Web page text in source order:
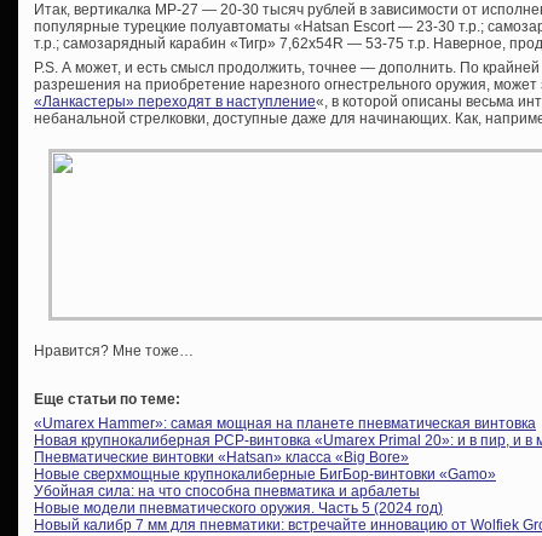
Итак, вертикалка МР-27 — 20-30 тысяч рублей в зависимости от
популярные турецкие полуавтоматы «Hatsan Escort — 23-30 т.р.;
т.р.; самозарядный карабин «Тигр» 7,62х54R — 53-75 т.р. Наверное,
P.S. А может, и есть смысл продолжить, точнее — дополнить. По
разрешения на приобретение нарезного огнестрельного оружия,
«Ланкастеры» переходят в наступление«, в которой описаны весьма
небанальной стрелковки, доступные даже для начинающих. Как,
Нравится? Мне тоже…
Еще статьи по теме:
«Umarex Hammer»: самая мощная на планете пневматическая винтовка
Новая крупнокалиберная PCP-винтовка «Umarex Primal 20»: и в пир, и в
Пневматические винтовки «Hatsan» класса «Big Bore»
Новые сверхмощные крупнокалиберные БигБор-винтовки «Gamo»
Убойная сила: на что способна пневматика и арбалеты
Новые модели пневматического оружия. Часть 5 (2024 год)
Новый калибр 7 мм для пневматики: встречайте инновацию от Wolfiek